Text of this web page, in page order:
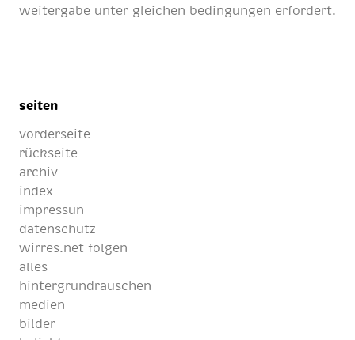
weitergabe unter gleichen bedingungen erfordert.
seiten
vorderseite
rückseite
archiv
index
impressun
datenschutz
wirres.net folgen
alles
hintergrundrauschen
medien
bilder